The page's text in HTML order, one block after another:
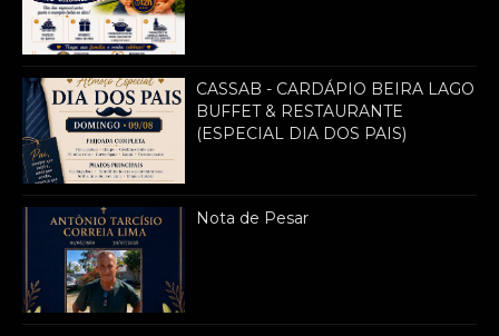
CASSAB - CARDÁPIO BEIRA LAGO
BUFFET & RESTAURANTE
(ESPECIAL DIA DOS PAIS)
Nota de Pesar